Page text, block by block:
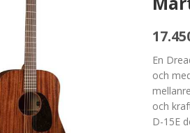
En
och
och
D-15E